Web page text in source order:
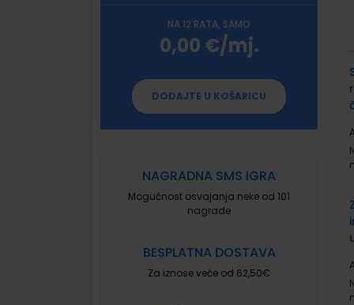
NA 12 RATA, SAMO
0,00 €/mj.
DODAJTE U KOŠARICU
NAGRADNA SMS IGRA
Mogućnost osvajanja neke od 101
nagrade
BESPLATNA DOSTAVA
Za iznose veće od 62,50€